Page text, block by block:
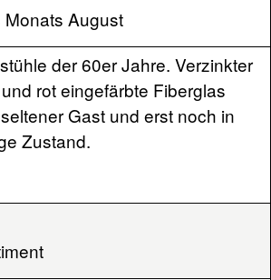
August
der 60er Jahre. Verzinkter
rot eingefärbte Fiberglas
Gast und erst noch in
Zustand.